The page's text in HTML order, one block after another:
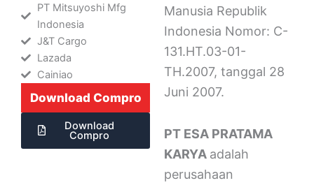
PT Mitsuyoshi Mfg
Indonesia
J&T Cargo
Lazada
Cainiao
Download Compro
Download
Compro
Manusia Republik
Indonesia Nomor: C-
131.HT.03-01-
TH.2007, tanggal 28
Juni 2007.
PT ESA PRATAMA
KARYA adalah
perusahaan